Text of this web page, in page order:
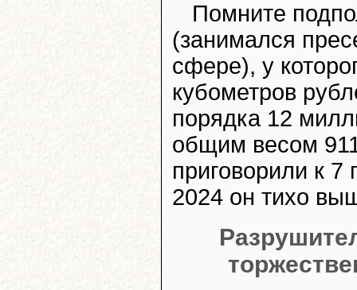
Помните
(занимался
сфере), у
кубометров
порядка 12
общим весом
приговорили к 7
2024 он тихо